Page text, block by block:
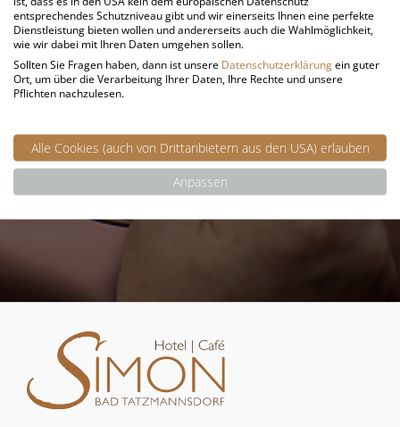
Anderenfalls werden Sie nicht für den Newsletter-
Empfang freigeschaltet.
entsprechendes Schutzniveau gibt und wir einerseits Ihnen eine perfekte
Dienstleistung bieten wollen und andererseits auch die Wahlmöglichkeit,
wie wir dabei mit Ihren Daten umgehen sollen.
Sollten Sie Fragen haben, dann ist unsere Datenschutzerklärungein guter
Ort, um über die Verarbeitung Ihrer Daten, Ihre Rechte und unsere
Pflichten nachzulesen.
Alle Cookies (auch von Drittanbietern aus den USA) erlauben
Anpassen